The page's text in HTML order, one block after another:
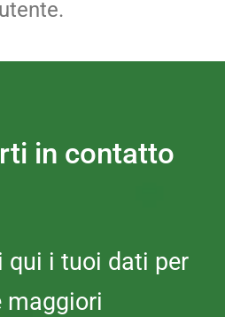
in contatto
qui i tuoi dati per
maggiori